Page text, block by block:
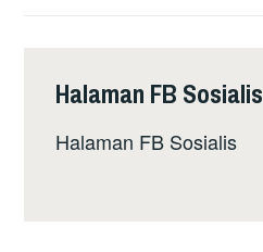
COVID-
19
Halaman FB Sosialis
Halaman FB Sosialis